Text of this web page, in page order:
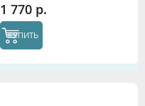
1 770 р.
КУПИТЬ